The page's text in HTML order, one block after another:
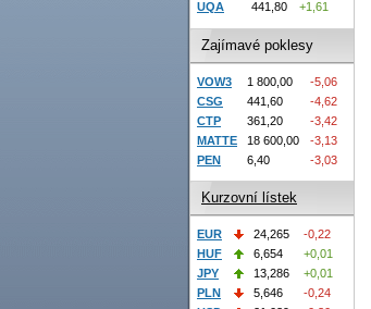
UQA
441,80 +1,61
Zajímavé poklesy
VOW3 1 800,00
-5,06
CSG
441,60
-4,62
CTP
361,20
-3,42
MATTE
18 600,00
-3,13
PEN
6,40 -3,03
Kurzovní lístek
EUR 24,265
-0,22
HUF
6,654
+0,01
JPY
13,286
+0,01
PLN
5,646
-0,24